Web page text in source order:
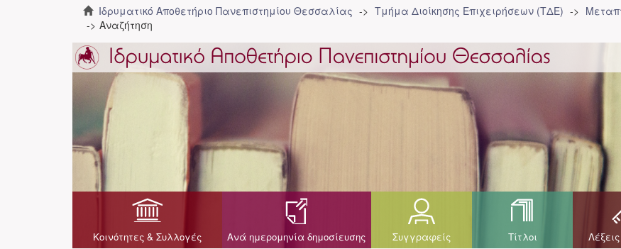
Ιδρυματικό Αποθετήριο Πανεπιστημίου Θεσσαλίας Τμήμα Διοίκησης Επιχειρήσεων (ΤΔΕ)
Αναζήτηση
Κοινότητες & Συλλογές Ανά ημερομηνία δημοσίευσης Συγγραφείς Τίτλοι